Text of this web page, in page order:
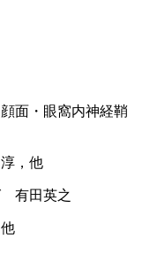
面・眼窩内神経鞘
，他
有田英之